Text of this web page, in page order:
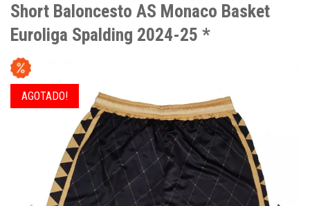
Short Baloncesto AS Monaco Basket
Euroliga Spalding 2024-25 *
AGOTADO!